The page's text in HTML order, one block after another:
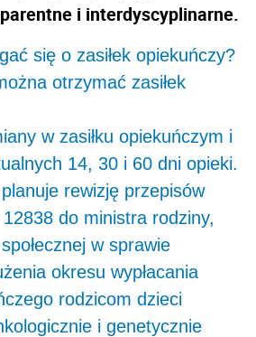
i interdyscyplinarne.
się o zasiłek opiekuńczy?
otrzymać zasiłek
w zasiłku opiekuńczym i
14, 30 i 60 dni opieki.
rewizję przepisów
do ministra rodziny,
w sprawie
okresu wypłacania
rodzicom dzieci
i genetycznie